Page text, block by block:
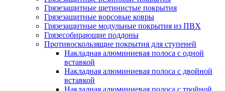
Грязезащитные щетинистые покрытия
Грязезащитные ворсовые ковры
Грязезащитные модульные покрытия из ПВХ
Грязесобирающие поддоны
Противоскользящие покрытия для ступеней
Накладная алюминиевая полоса с одной
вставкой
Накладная алюминиевая полоса с двойной
вставкой
Накладная алюминиевая полоса с тройной